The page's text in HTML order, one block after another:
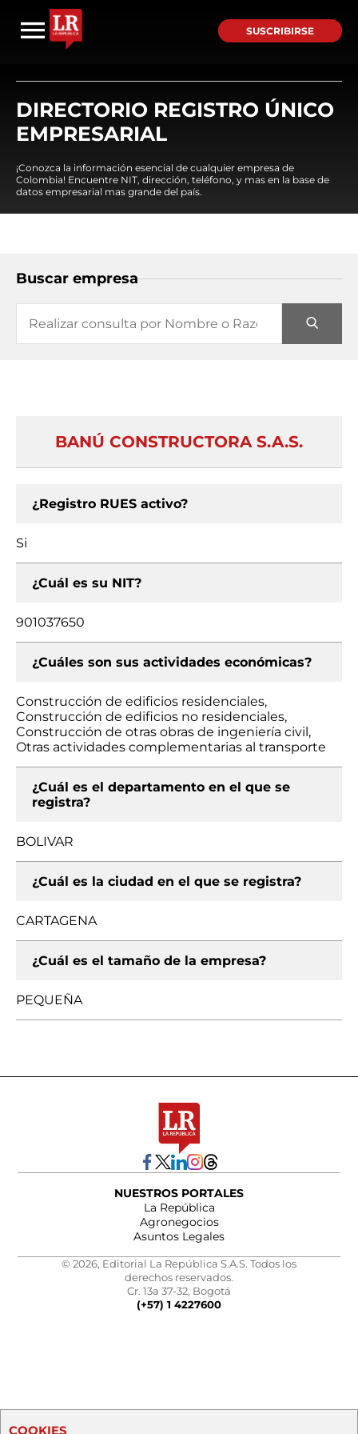
SUSCRIBIRSE
DIRECTORIO REGISTRO ÚNICO
EMPRESARIAL
¡Conozca la información esencial de cualquier empresa de
Colombia! Encuentre NIT, dirección, teléfono, y mas en la base de
datos empresarial mas grande del país.
Buscar empresa
BANÚ CONSTRUCTORA S.A.S.
¿Registro RUES activo?
Si
¿Cuál es su NIT?
901037650
¿Cuáles son sus actividades económicas?
Construcción de edificios residenciales,
Construcción de edificios no residenciales,
Construcción de otras obras de ingeniería civil,
Otras actividades complementarias al transporte
¿Cuál es el departamento en el que se
registra?
BOLIVAR
¿Cuál es la ciudad en el que se registra?
CARTAGENA
¿Cuál es el tamaño de la empresa?
PEQUEÑA
NUESTROS PORTALES
La República
Agronegocios
Asuntos Legales
© 2026, Editorial La República S.A.S. Todos los
derechos reservados.
Cr. 13a 37-32, Bogotá
(+57) 1 4227600
COOKIES